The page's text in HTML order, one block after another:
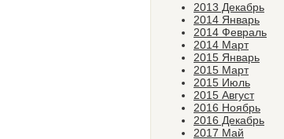
2013 Декабрь
2014 Январь
2014 Февраль
2014 Март
2015 Январь
2015 Март
2015 Июль
2015 Август
2016 Ноябрь
2016 Декабрь
2017 Май